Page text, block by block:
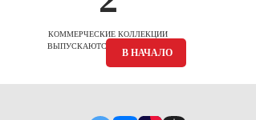
КОММЕРЧЕСКИЕ КОЛЛЕКЦИИ
ВЫПУСКАЮТСЯ ЕЖЕСЕЗОННО
В НАЧАЛО